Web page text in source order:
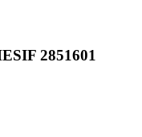
2851601